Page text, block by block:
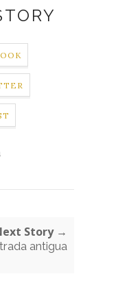
Story →
antigua